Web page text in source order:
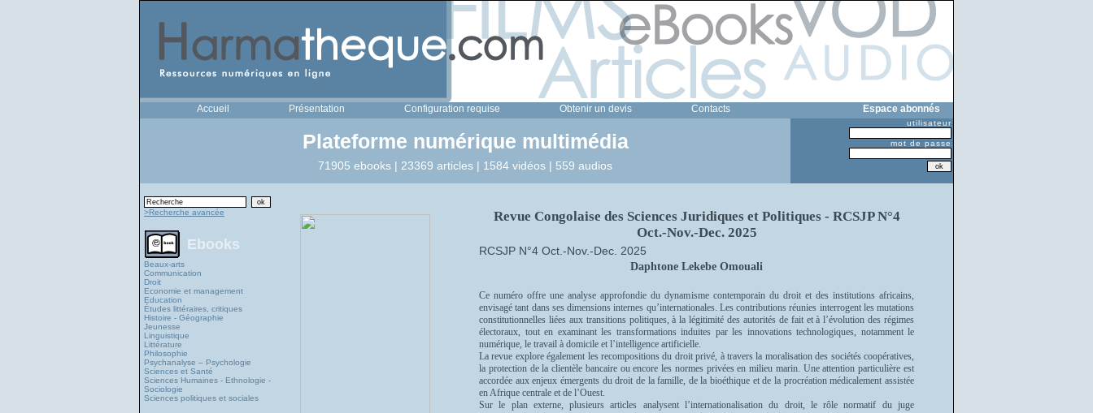
Accueil Présentation Configuration requise Obtenir un devis Contacts Espace abonnés
Plateforme numérique multimédia
71905 ebooks | 23369 articles | 1584 vidéos | 559 audios
utilisateur
mot de passe
>Recherche avancée
Ebooks
Beaux-arts
Communication
Droit
Economie et management
Education
Études littéraires, critiques
Histoire - Géographie
Jeunesse
Linguistique
Littérature
Philosophie
Psychanalyse – Psychologie
Sciences et Santé
Sciences Humaines - Ethnologie -
Sociologie
Sciences politiques et sociales
Revue Congolaise des Sciences Juridiques et Politiques - RCSJP N°4
Oct.-Nov.-Dec. 2025
RCSJP N°4 Oct.-Nov.-Dec. 2025
Daphtone Lekebe Omouali
Ce numéro offre une analyse approfondie du dynamisme contemporain du droit et des institutions africains,
envisagé tant dans ses dimensions internes qu’internationales. Les contributions réunies interrogent les mutations
constitutionnelles liées aux transitions politiques, à la légitimité des autorités de fait et à l’évolution des régimes
électoraux, tout en examinant les transformations induites par les innovations technologiques, notamment le
numérique, le travail à domicile et l’intelligence artificielle.
La revue explore également les recompositions du droit privé, à travers la moralisation des sociétés coopératives,
la protection de la clientèle bancaire ou encore les normes privées en milieu marin. Une attention particulière est
accordée aux enjeux émergents du droit de la famille, de la bioéthique et de la procréation médicalement assistée
en Afrique centrale et de l’Ouest.
Sur le plan externe, plusieurs articles analysent l’internationalisation du droit, le rôle normatif du juge